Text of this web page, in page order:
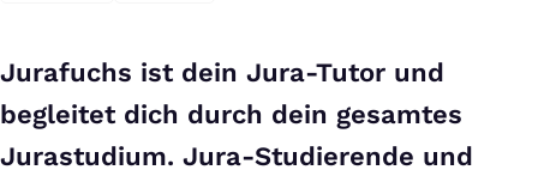
Jurafuchs ist dein Jura-Tutor und
begleitet dich durch dein gesamtes
Jurastudium. Jura-Studierende und